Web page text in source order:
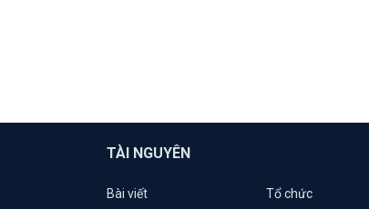
TÀI NGUYÊN
Bài viết Tổ chức